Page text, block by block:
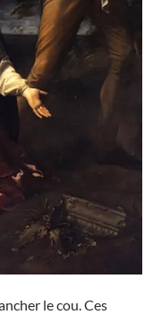
le cou. Ces